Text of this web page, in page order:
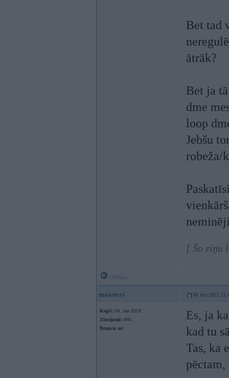
Bet tad
ātrāk?
Bet ja
dme
loop
Jebšu
robeža/
[ Šo ziņu
maasters 08. Oct 2022,
Kopš: 04. Jan 2018
Ziņojumi: 846
Braucu ar:
Es, ja
kad tu
Tas, ka